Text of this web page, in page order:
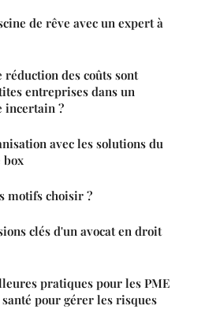
de rêve avec un expert à
des coûts sont
entreprises dans un
incertain ?
avec les solutions du
box
motifs choisir ?
clés d'un avocat en droit
pratiques pour les PME
pour gérer les risques